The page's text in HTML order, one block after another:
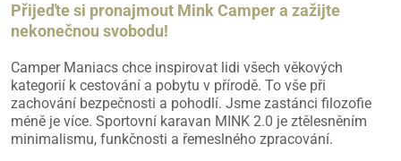
Přijeďte si pronajmout Mink Camper a zažijte
nekonečnou svobodu!
Camper Maniacs chce inspirovat lidi všech věkových
kategorií k cestování a pobytu v přírodě. To vše při
zachování bezpečnosti a pohodlí. Jsme zastánci filozofie
méně je více. Sportovní karavan MINK 2.0 je ztělesněním
minimalismu, funkčnosti a řemeslného zpracování.